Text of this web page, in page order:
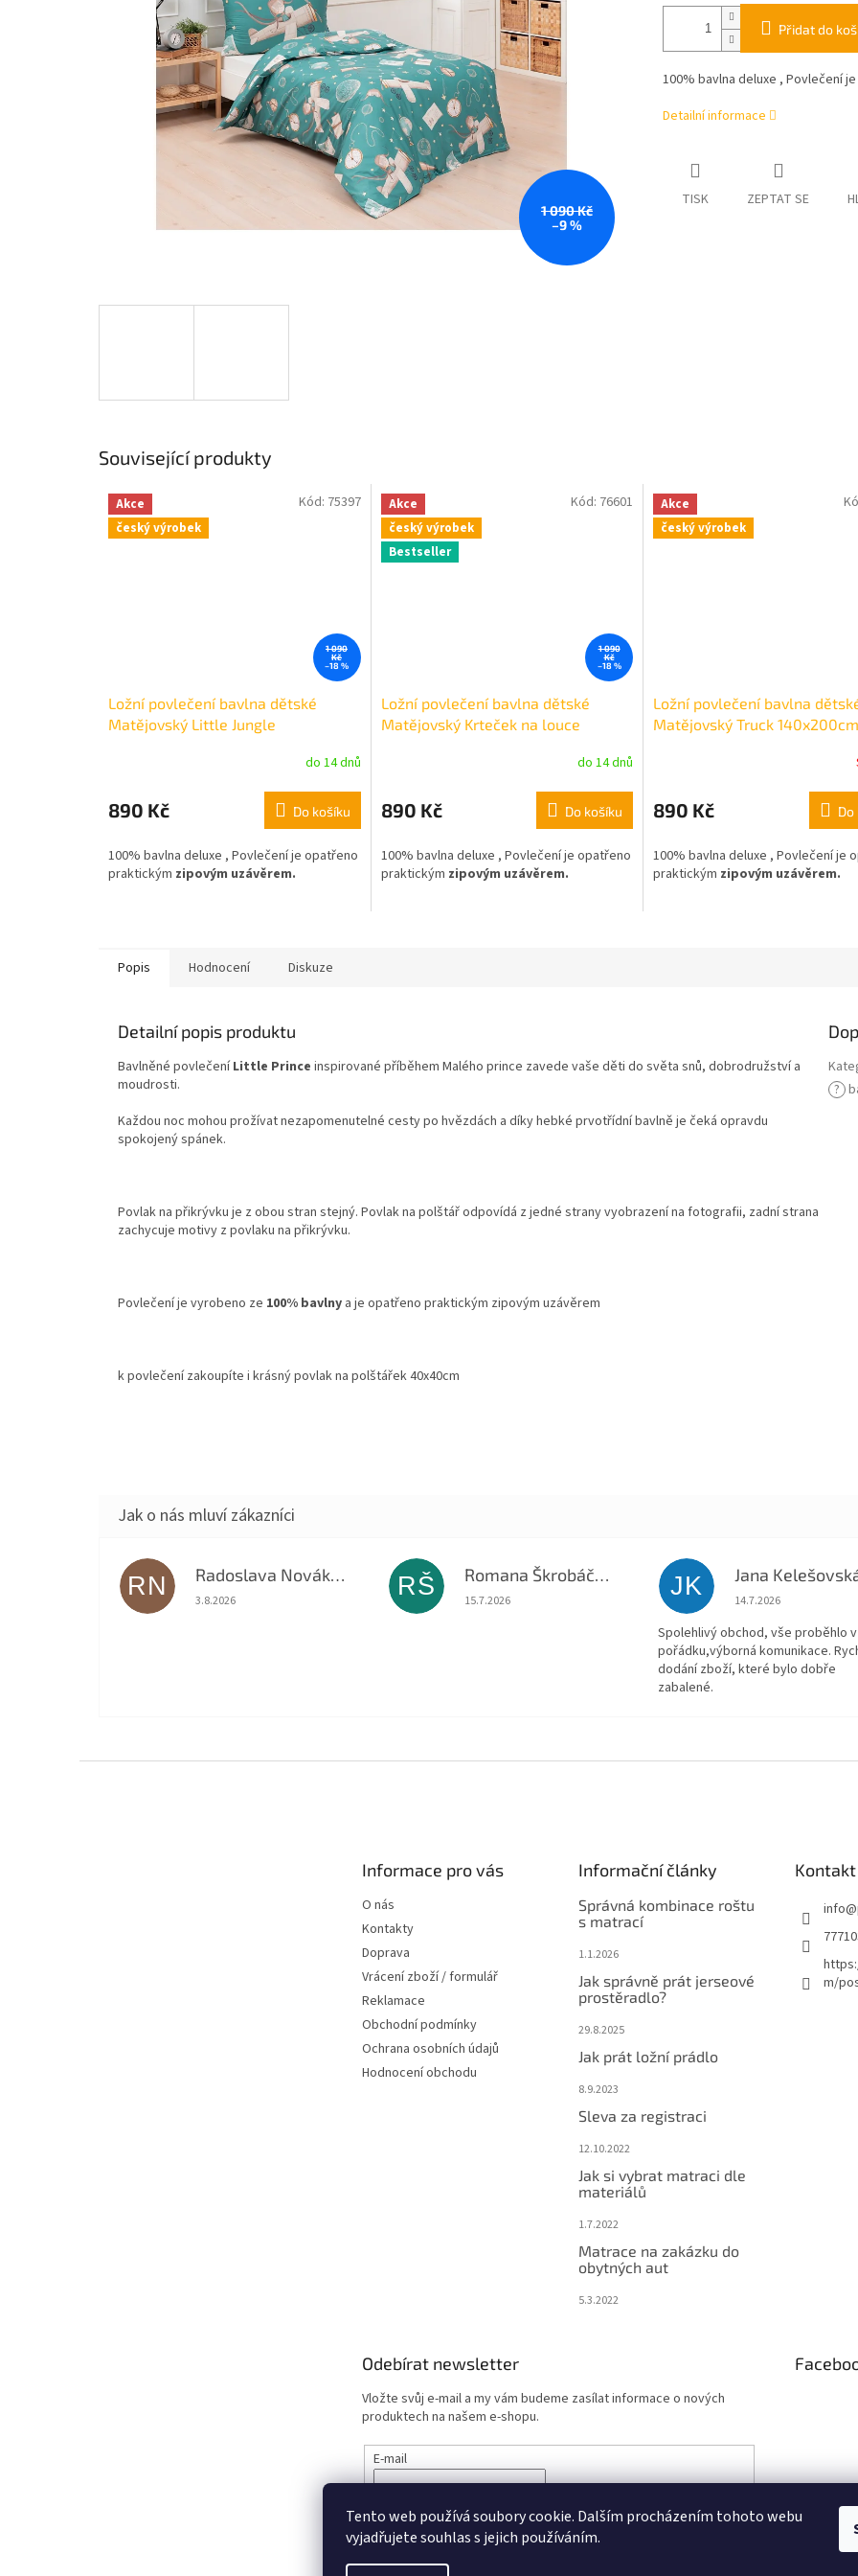
Tento web používá soubory cookie. Dalším procházením tohoto webu
vyjadřujete souhlas s jejich používáním.
1 090 Kč
–9 %
Přidat do
100% bavlna deluxe , Povlečení
Detailní informace
TISK ZEPTAT SE
Související produkty
Akce
český výrobek
1 090
Kč
–18 %
Ložní povlečení bavlna dětské
Matějovský Little Jungle
do 14 dnů
890 Kč Do košíku
100% bavlna deluxe , Povlečení je opatřeno
praktickým zipovým uzávěrem.
Kód: 75397
Akce
český výrobek
Bestseller
1 090
Kč
–18 %
Ložní povlečení bavlna dětské
Matějovský Krteček na louce
do 14 dnů
890 Kč Do košíku
100% bavlna deluxe , Povlečení je opatřeno
praktickým zipovým uzávěrem.
Kód: 76601
Akce
český výrobek
Ložní povlečení bavlna
Matějovský Truck
890 Kč Do
100% bavlna deluxe , Povlečení je
praktickým zipovým uzávěrem.
Popis Hodnocení Diskuze
Detailní popis produktu
Bavlněné povlečeníLittle Prince inspirované příběhem Malého prince zavede vaše děti do světa snů, dobrodružství a
moudrosti.
Každou noc mohou prožívat nezapomenutelné cesty po hvězdách a díky hebké prvotřídní bavlně je čeká opravdu
spokojený spánek.
Povlak na přikrývku je z obou stran stejný. Povlak na polštář odpovídá z jedné strany vyobrazení na fotografii, zadní strana
zachycuje motivy z povlaku na přikrývku.
Povlečení je vyrobeno ze 100% bavlny a je opatřeno praktickým zipovým uzávěrem
k povlečení zakoupíte i krásný povlak na polštářek 40x40cm
?
RN Radoslava Nováková
Hodnocení obchodu je 5 z 5 hvězdiček.
3.8.2026
RŠ Romana Škrobáčková
Hodnocení obchodu je 5 z 5 hvězdiček.
15.7.2026
JK Jana
Hodnocení obchodu
14.7.2026
Spolehlivý obchod, vše proběhlo v
pořádku,výborná komunikace.
dodání zboží, které bylo dobře
zabalené.
Informace pro vás
O nás
Kontakty
Doprava
Vrácení zboží / formulář
Reklamace
Obchodní podmínky
Ochrana osobních údajů
Hodnocení obchodu
Informační články
Správná kombinace roštu
s matrací
1.1.2026
Jak správně prát jerseové
prostěradlo?
29.8.2025
Jak prát ložní prádlo
8.9.2023
Sleva za registraci
12.10.2022
Jak si vybrat matraci dle
materiálů
1.7.2022
Matrace na zakázku do
obytných aut
5.3.2022
Kontakt
info@
m/
Odebírat newsletter
Vložte svůj e-mail a my vám budeme zasílat informace o nových
produktech na našem e-shopu.
E-mail
PŘIHLÁSIT SE